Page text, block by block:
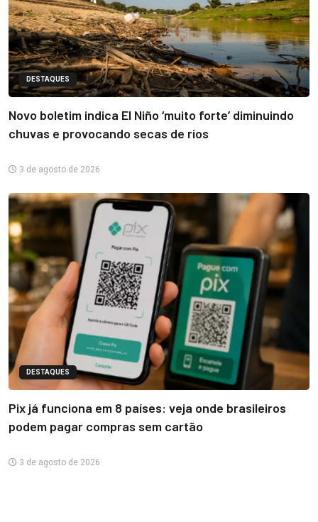
DESTAQUES
Novo boletim indica El Niño ‘muito forte’ diminuindo
chuvas e provocando secas de rios
3 de agosto de 2026
DESTAQUES
Pix já funciona em 8 países: veja onde brasileiros
podem pagar compras sem cartão
3 de agosto de 2026